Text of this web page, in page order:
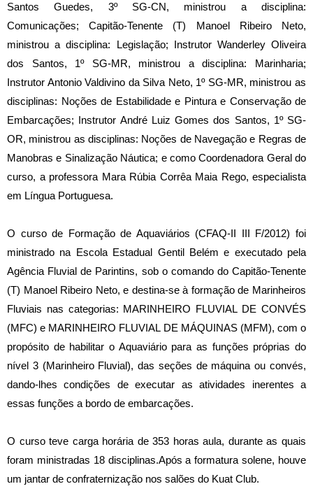
Santos Guedes, 3º SG-CN, ministrou a disciplina:
Comunicações; Capitão-Tenente (T) Manoel Ribeiro Neto,
ministrou a disciplina: Legislação; Instrutor Wanderley Oliveira
dos Santos, 1º SG-MR, ministrou a disciplina: Marinharia;
Instrutor Antonio Valdivino da Silva Neto, 1º SG-MR, ministrou as
disciplinas: Noções de Estabilidade e Pintura e Conservação de
Embarcações; Instrutor André Luiz Gomes dos Santos, 1º SG-
OR, ministrou as disciplinas: Noções de Navegação e Regras de
Manobras e Sinalização Náutica; e como Coordenadora Geral do
curso, a professora Mara Rúbia Corrêa Maia Rego, especialista
em Língua Portuguesa.
O curso de Formação de Aquaviários (CFAQ-II III F/2012) foi
ministrado na Escola Estadual Gentil Belém e executado pela
Agência Fluvial de Parintins, sob o comando do Capitão-Tenente
(T) Manoel Ribeiro Neto, e destina-se à formação de Marinheiros
Fluviais nas categorias: MARINHEIRO FLUVIAL DE CONVÉS
(MFC) e MARINHEIRO FLUVIAL DE MÁQUINAS (MFM), com o
propósito de habilitar o Aquaviário para as funções próprias do
nível 3 (Marinheiro Fluvial), das seções de máquina ou convés,
dando-lhes condições de executar as atividades inerentes a
essas funções a bordo de embarcações.
O curso teve carga horária de 353 horas aula, durante as quais
foram ministradas 18 disciplinas.Após a formatura solene, houve
um jantar de confraternização nos salões do Kuat Club.